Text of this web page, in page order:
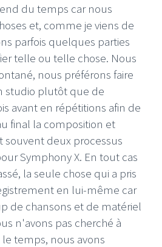
du temps car nous
et, comme je viens de
parfois quelques parties
telle ou telle chose. Nous
nous préférons faire
studio plutôt que de
avant en répétitions afin de
final la composition et
deux processus
Symphony X. En tout cas
la seule chose qui a pris
en lui-même car
de chansons et de matériel
n'avons pas cherché à
temps, nous avons